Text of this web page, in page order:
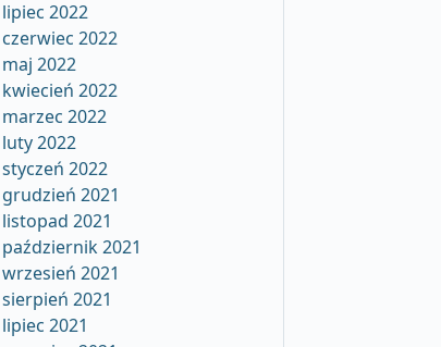
lipiec 2022
czerwiec 2022
maj 2022
kwiecień 2022
marzec 2022
luty 2022
styczeń 2022
grudzień 2021
listopad 2021
październik 2021
wrzesień 2021
sierpień 2021
lipiec 2021